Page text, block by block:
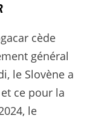
cède
général
le Slovène a
ce pour la
le